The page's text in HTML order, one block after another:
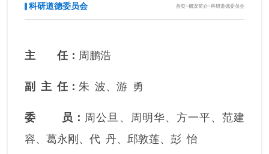
单位介绍
历任领导
历史沿革
学术委员会
科研道德委员会 首页>概况简介>科研道德委员会
主 任： 周鹏浩
副 主 任：朱 波、游 勇
委 员 ： 周公旦、周明华、方一平、范建
容、葛永刚、代 丹、邱敦莲、彭 怡